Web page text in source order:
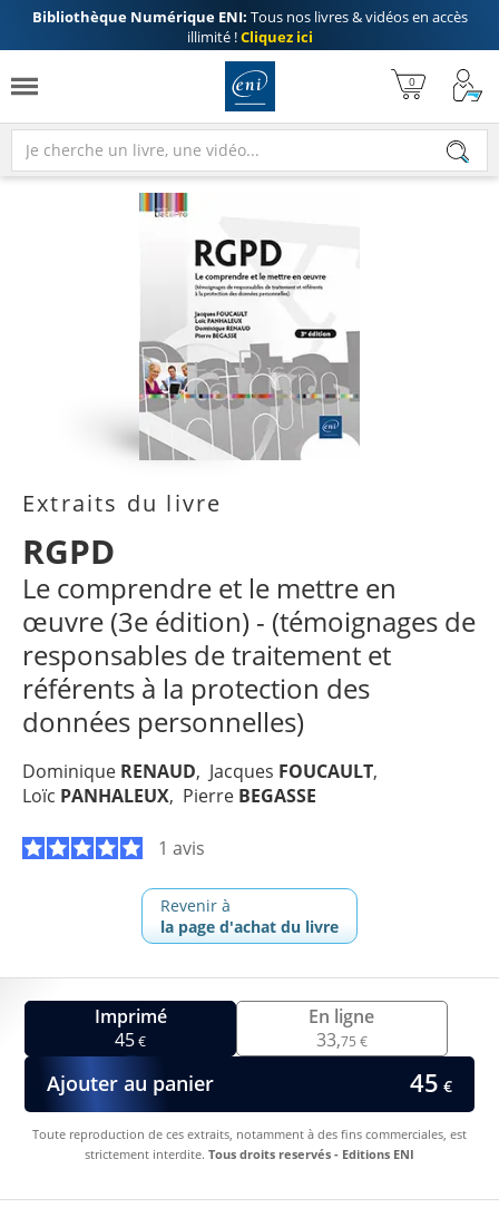
Bibliothèque Numérique ENI: Tous nos livres & vidéos en accès
illimité !Cliquez ici
Extraits du livre
RGPD
Le comprendre et le mettre en
œuvre (3e édition) - (témoignages de
responsables de traitement et
référents à la protection des
données personnelles)
Dominique RENAUD Jacques FOUCAULT
Loïc PANHALEUX Pierre BEGASSE
1 avis
Revenir à
la page d'achat du livre
Imprimé
45€
En ligne
33,75 €
Ajouter au panier 45 €
Toute reproduction de ces extraits, notamment à des fins commerciales, est
strictement interdite. Tous droits reservés - Editions ENI